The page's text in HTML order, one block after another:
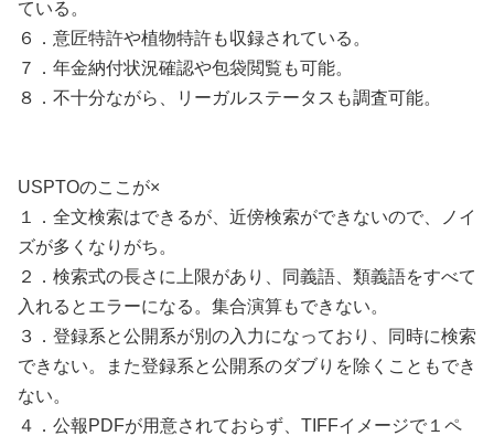
ている。
６．意匠特許や植物特許も収録されている。
７．年金納付状況確認や包袋閲覧も可能。
８．不十分ながら、リーガルステータスも調査可能。
USPTOのここが×
１．全文検索はできるが、近傍検索ができないので、ノイ
ズが多くなりがち。
２．検索式の長さに上限があり、同義語、類義語をすべて
入れるとエラーになる。集合演算もできない。
３．登録系と公開系が別の入力になっており、同時に検索
できない。また登録系と公開系のダブりを除くこともでき
ない。
４．公報PDFが用意されておらず、TIFFイメージで１ペ